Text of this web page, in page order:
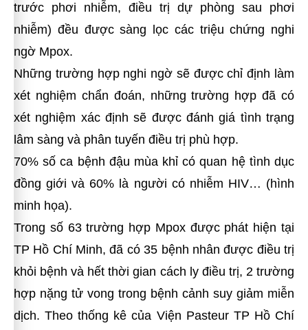
trước phơi nhiễm, điều trị dự phòng sau phơi
nhiễm) đều được sàng lọc các triệu chứng nghi
ngờ Mpox.
Những trường hợp nghi ngờ sẽ được chỉ định làm
xét nghiệm chẩn đoán, những trường hợp đã có
xét nghiệm xác định sẽ được đánh giá tình trạng
lâm sàng và phân tuyến điều trị phù hợp.
70% số ca bệnh đậu mùa khỉ có quan hệ tình dục
đồng giới và 60% là người có nhiễm HIV… (hình
minh họa).
Trong số 63 trường hợp Mpox được phát hiện tại
TP Hồ Chí Minh, đã có 35 bệnh nhân được điều trị
khỏi bệnh và hết thời gian cách ly điều trị, 2 trường
hợp nặng tử vong trong bệnh cảnh suy giảm miễn
dịch. Theo thống kê của Viện Pasteur TP Hồ Chí